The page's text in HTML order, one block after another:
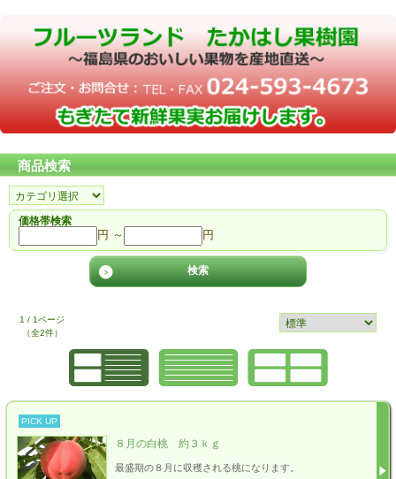
商品検索
価格帯検索
円 ～ 円
1 / 1ページ
（全2件）
PICK UP
８月の白桃 約３ｋｇ
最盛期の８月に収穫される桃になります。